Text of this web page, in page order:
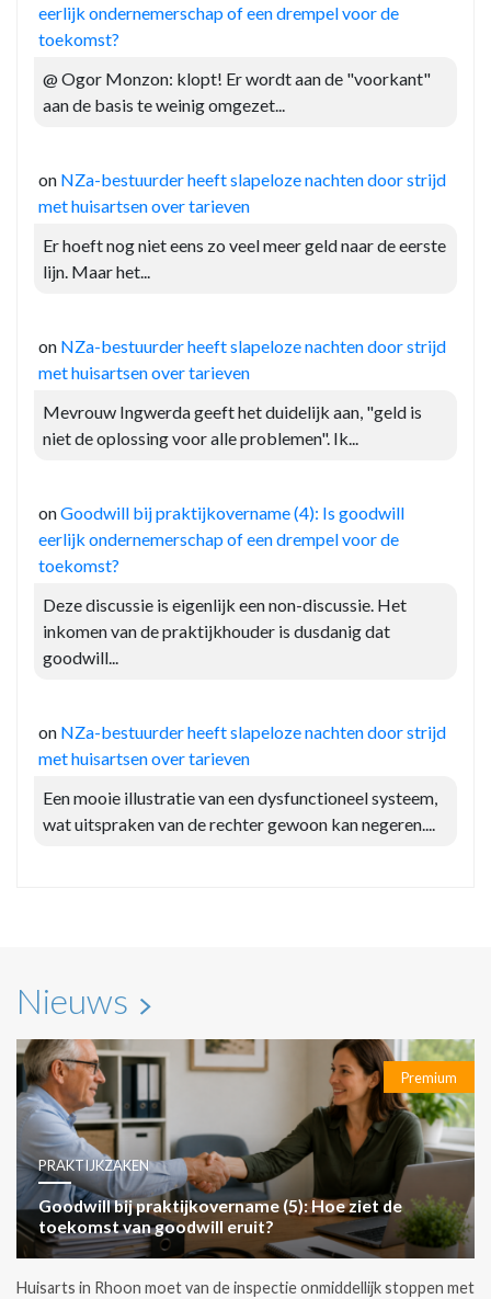
eerlijk ondernemerschap of een drempel voor de
toekomst?
@ Ogor Monzon: klopt! Er wordt aan de "voorkant"
aan de basis te weinig omgezet...
on NZa-bestuurder heeft slapeloze nachten door strijd
met huisartsen over tarieven
Er hoeft nog niet eens zo veel meer geld naar de eerste
lijn. Maar het...
on NZa-bestuurder heeft slapeloze nachten door strijd
met huisartsen over tarieven
Mevrouw Ingwerda geeft het duidelijk aan, "geld is
niet de oplossing voor alle problemen". Ik...
onGoodwill bij praktijkovername (4): Is goodwill
eerlijk ondernemerschap of een drempel voor de
toekomst?
Deze discussie is eigenlijk een non-discussie. Het
inkomen van de praktijkhouder is dusdanig dat
goodwill...
on NZa-bestuurder heeft slapeloze nachten door strijd
met huisartsen over tarieven
Een mooie illustratie van een dysfunctioneel systeem,
wat uitspraken van de rechter gewoon kan negeren....
Nieuws
Premium
PRAKTIJKZAKEN
Goodwill bij praktijkovername (5): Hoe ziet de
toekomst van goodwill eruit?
Huisarts in Rhoon moet van de inspectie onmiddellijk stoppen met